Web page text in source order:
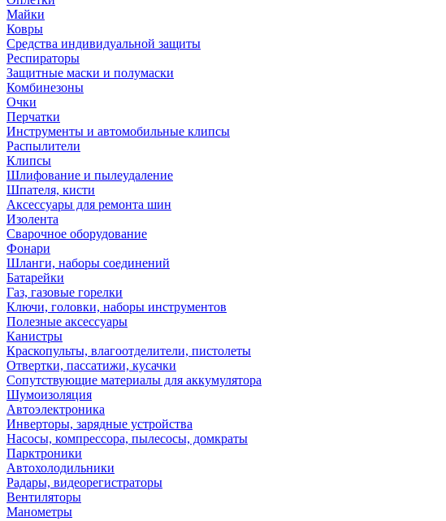
Майки
Ковры
Средства индивидуальной защиты
Респираторы
Защитные маски и полумаски
Комбинезоны
Очки
Перчатки
Инструменты и автомобильные клипсы
Распылители
Клипсы
Шлифование и пылеудаление
Шпателя, кисти
Аксессуары для ремонта шин
Изолента
Сварочное оборудование
Фонари
Шланги, наборы соединений
Батарейки
Газ, газовые горелки
Ключи, головки, наборы инструментов
Полезные аксессуары
Канистры
Краскопульты, влагоотделители, пистолеты
Отвертки, пассатижи, кусачки
Сопутствующие материалы для аккумулятора
Шумоизоляция
Автоэлектроника
Инверторы, зарядные устройства
Насосы, компрессора, пылесосы, домкраты
Парктроники
Автохолодильники
Радары, видеорегистраторы
Вентиляторы
Манометры